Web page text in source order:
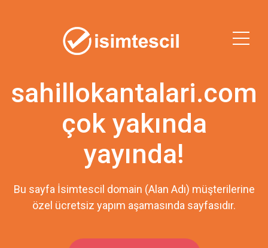
sahillokantalari.com
çok yakında
yayında!
Bu sayfa İsimtescil domain (Alan Adı) müşterilerine
özel ücretsiz yapım aşamasında sayfasıdır.